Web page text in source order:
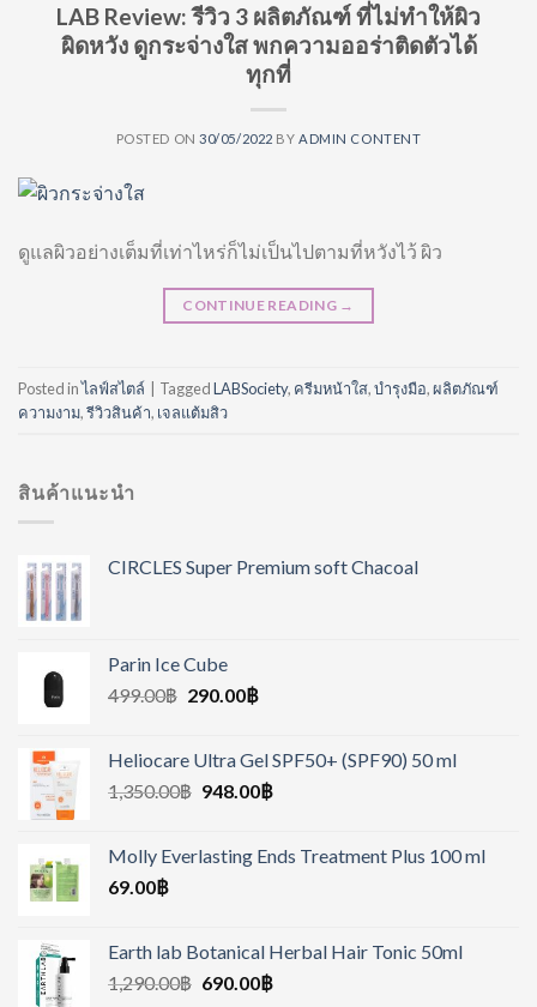
LAB Review: รีวิว 3 ผลิตภัณฑ์ ที่ไม่ทำให้ผิว
ผิดหวัง ดูกระจ่างใส พกความออร่าติดตัวได้
ทุกที่
POSTED ON30/05/2022 BYADMIN CONTENT
ดูแลผิวอย่างเต็มที่เท่าไหร่ก็ไม่เป็นไปตามที่หวังไว้ ผิว
CONTINUE READING →
Posted inไลฟ์สไตล์ | TaggedLABSociety, ครีมหน้าใส,บำรุงมือ,ผลิตภัณฑ์
ความงาม,รีวิวสินค้า, เจลแต้มสิว
สินค้าแนะนำ
CIRCLES Super Premium soft Chacoal
Parin Ice Cube
499.00฿ 290.00฿
Heliocare Ultra Gel SPF50+ (SPF90) 50 ml
1,350.00฿ 948.00฿
Molly Everlasting Ends Treatment Plus 100 ml
69.00฿
Earth lab Botanical Herbal Hair Tonic 50ml
1,290.00฿ 690.00฿